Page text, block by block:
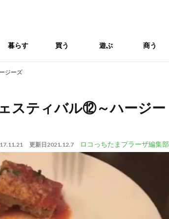
暮らす 買う 遊ぶ 商う
ジーズ
スティバル⑫～ハージー
更新日2021.12.7 ロコっちたまプラーザ編集部